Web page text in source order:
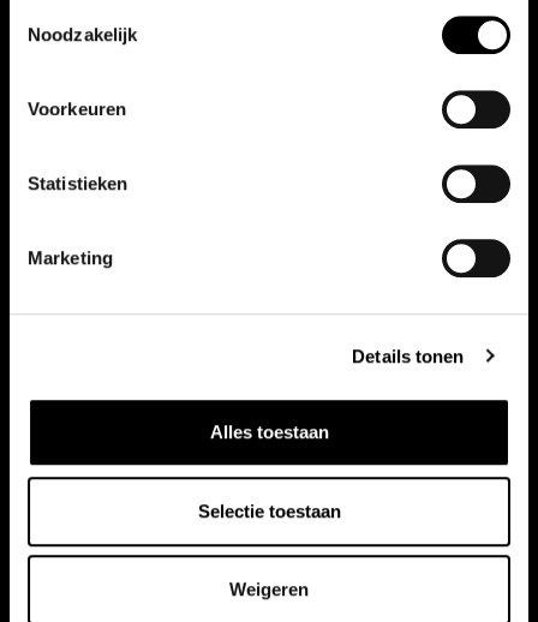
Noodzakelijk
Voorkeuren
Statistieken
Marketing
Details tonen
Alles toestaan
Selectie toestaan
Weigeren
Vergelijkbare auto's
Mazda CX-5
2.5 E-SKYACTIV-G 141 M HYBRID Prime-Line